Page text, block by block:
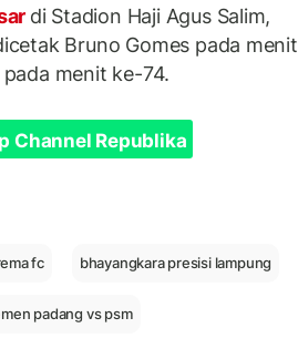
di Stadion Haji Agus Salim,
Bruno Gomes pada menit
menit ke-74.
Channel Republika
fc bhayangkara presisi lampung
padang vs psm